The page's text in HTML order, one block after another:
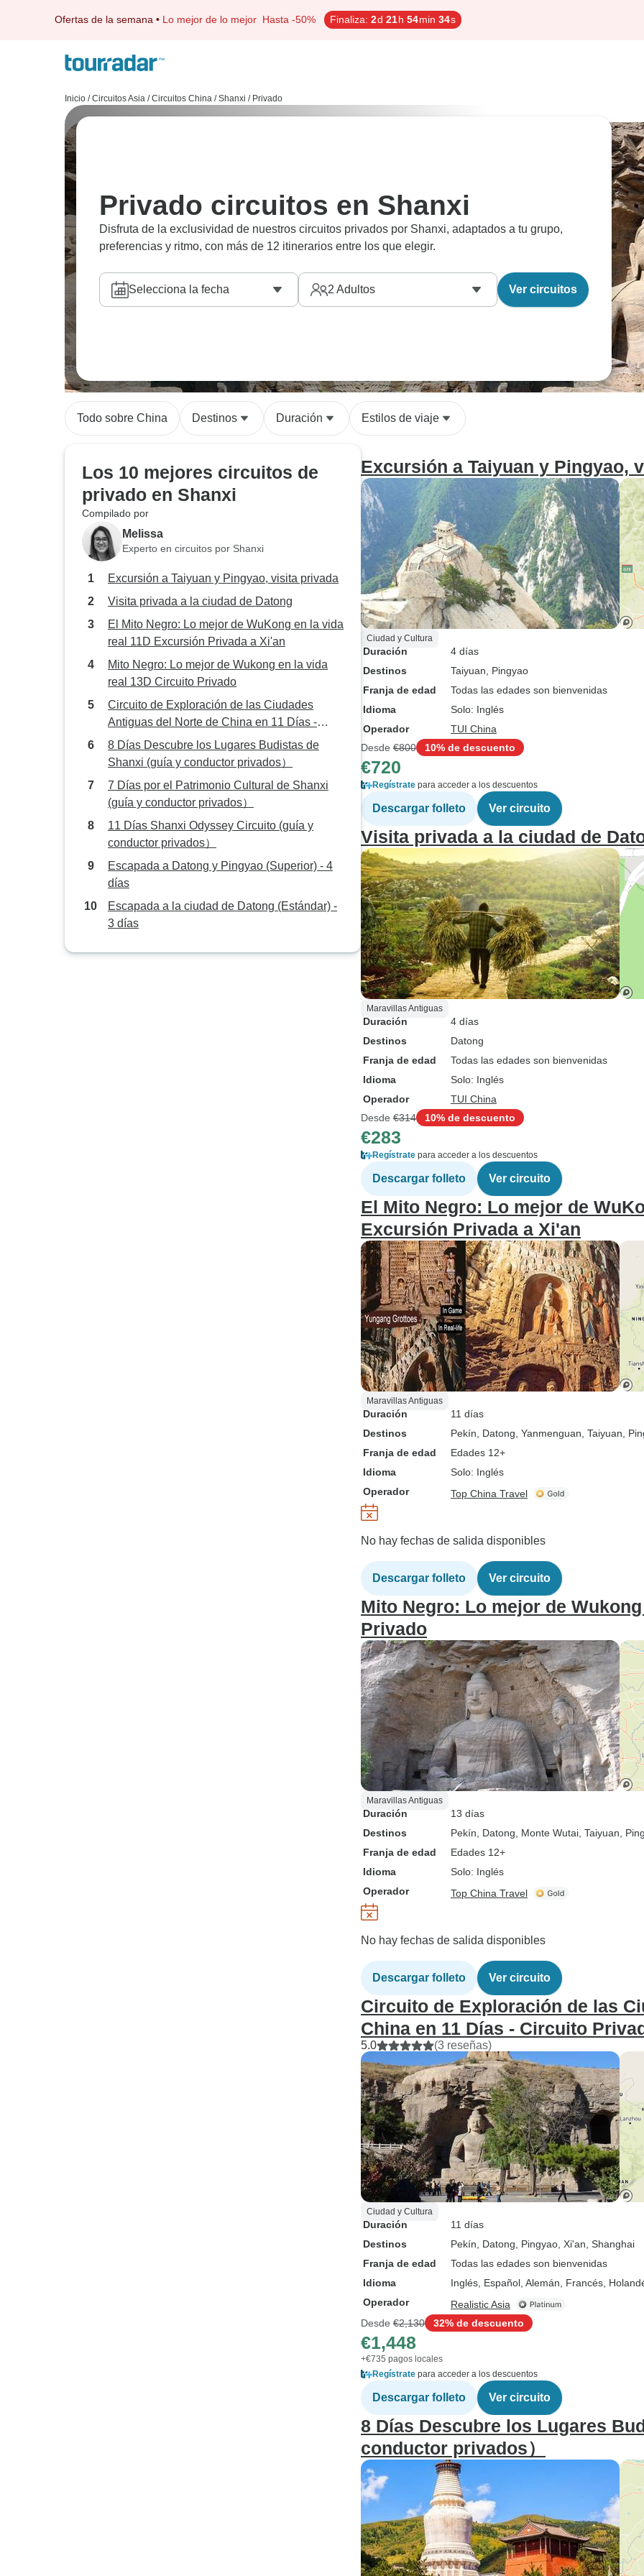
Ofertas de la semana • Lo mejor de lo mejor Hasta -50% Finaliza: 2d 21h 54min 33s
Inicio / Circuitos Asia / Circuitos China / Shanxi / Privado
Privado circuitos en Shanxi
Disfruta de la exclusividad de nuestros circuitos privados por Shanxi, adaptados a tu grupo,
preferencias y ritmo, con más de 12 itinerarios entre los que elegir.
Selecciona la fecha 2 Adultos Ver circuitos
Todo sobre China Destinos Duración Estilos de viaje
Los 10 mejores circuitos de
privado en Shanxi
Compilado por
Melissa
Experto en circuitos por Shanxi
Excursión a Taiyuan y Pingyao, visita privada
Visita privada a la ciudad de Datong
El Mito Negro: Lo mejor de WuKong en la vida
real 11D Excursión Privada a Xi'an
Mito Negro: Lo mejor de Wukong en la vida
real 13D Circuito Privado
Circuito de Exploración de las Ciudades
Antiguas del Norte de China en 11 Días -
Circuito Privado
8 Días Descubre los Lugares Budistas de
Shanxi (guía y conductor privados）
7 Días por el Patrimonio Cultural de Shanxi
(guía y conductor privados）
11 Días Shanxi Odyssey Circuito (guía y
conductor privados）
Escapada a Datong y Pingyao (Superior) - 4
días
Escapada a la ciudad de Datong (Estándar) -
3 días
Excursión a Taiyuan y Pingyao,
Ciudad y Cultura
Duración
4 días
Destinos
Taiyuan , Pingyao
Franja de edad
Todas las edades son bienvenidas
Idioma
Solo: Inglés
Operador
TUI China
Desde €800 10% de descuento
€720
Regístrate para acceder a los descuentos
Descargar folleto Ver circuito
Visita privada a la ciudad de
Maravillas Antiguas
Duración
4 días
Destinos
Datong
Franja de edad
Todas las edades son bienvenidas
Idioma
Solo: Inglés
Operador
TUI China
Desde €314 10% de descuento
€283
Regístrate para acceder a los descuentos
Descargar folleto Ver circuito
El Mito Negro: Lo mejor de
Excursión Privada a Xi'an
Maravillas Antiguas
Duración
11 días
Destinos
Pekín , Datong , Yanmenguan , Taiyuan ,
Franja de edad
Edades 12+
Idioma
Solo: Inglés
Operador
Top China Travel
No hay fechas de salida disponibles
Descargar folleto Ver circuito
Mito Negro: Lo mejor de
Privado
Maravillas Antiguas
Duración
13 días
Destinos
Pekín , Datong , Monte Wutai , Taiyuan ,
Franja de edad
Edades 12+
Idioma
Solo: Inglés
Operador
Top China Travel
No hay fechas de salida disponibles
Descargar folleto Ver circuito
Circuito de Exploración de las
China en 11 Días - Circuito
5.0 (3 reseñas)
Ciudad y Cultura
Duración
11 días
Destinos
Pekín , Datong , Pingyao , Xi'an , Shanghai
Franja de edad
Todas las edades son bienvenidas
Idioma
Inglés, Español, Alemán, Francés,
Operador
Realistic Asia
Desde €2,130 32% de descuento
€1,448
+€735 pagos locales
Regístrate para acceder a los descuentos
Descargar folleto Ver circuito
8 Días Descubre los Lugares
conductor privados）